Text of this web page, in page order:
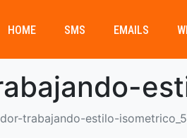
HOME SMS EMAILS
trabajando-estilo-